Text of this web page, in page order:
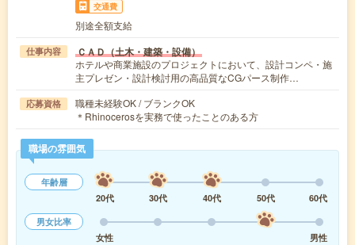
交通費
別途全額支給
仕事内容 ＣＡＤ（土木・建築・設備）
ホテルや商業施設のプロジェクトにおいて、設計コンペ・施
主プレゼン・設計検討用の高品質なCGパース制作…
応募資格
職種未経験OK / ブランクOK
＊Rhinocerosを実務で使ったことのある方
職場の雰囲気
年齢層
20代
30代 40代 50代
60代
男女比率
女性
男性